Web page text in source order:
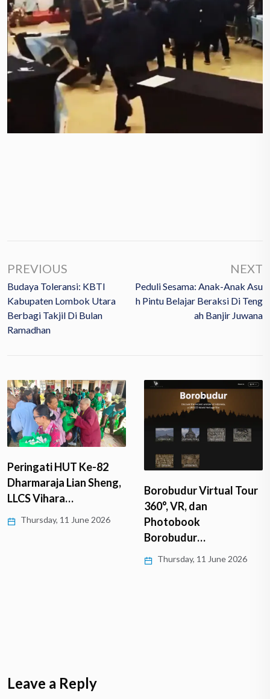
PREVIOUS
Budaya Toleransi: KBTI
Kabupaten Lombok Utara
Berbagi Takjil Di Bulan
Ramadhan
NEXT
Peduli Sesama: Anak-Anak Asu
H Pintu Belajar Beraksi Di Teng
Ah Banjir Juwana
Peringati HUT Ke-82
Dharmaraja Lian Sheng,
LLCS Vihara…
Thursday, 11 June 2026
Borobudur Virtual Tour
360°, VR, dan
Photobook
Borobudur…
Thursday, 11 June 2026
Leave a Reply